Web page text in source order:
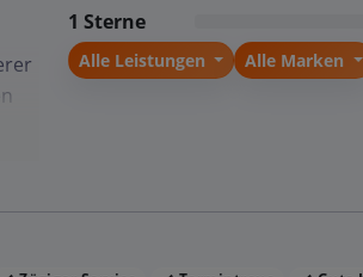
1 Sterne
Alle Leistungen Alle Marken